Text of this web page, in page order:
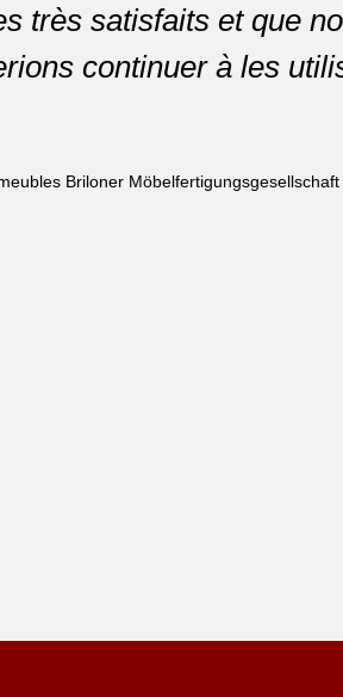
très satisfaits et que
continuer à les
Briloner Möbelfertigungsgesellschaft